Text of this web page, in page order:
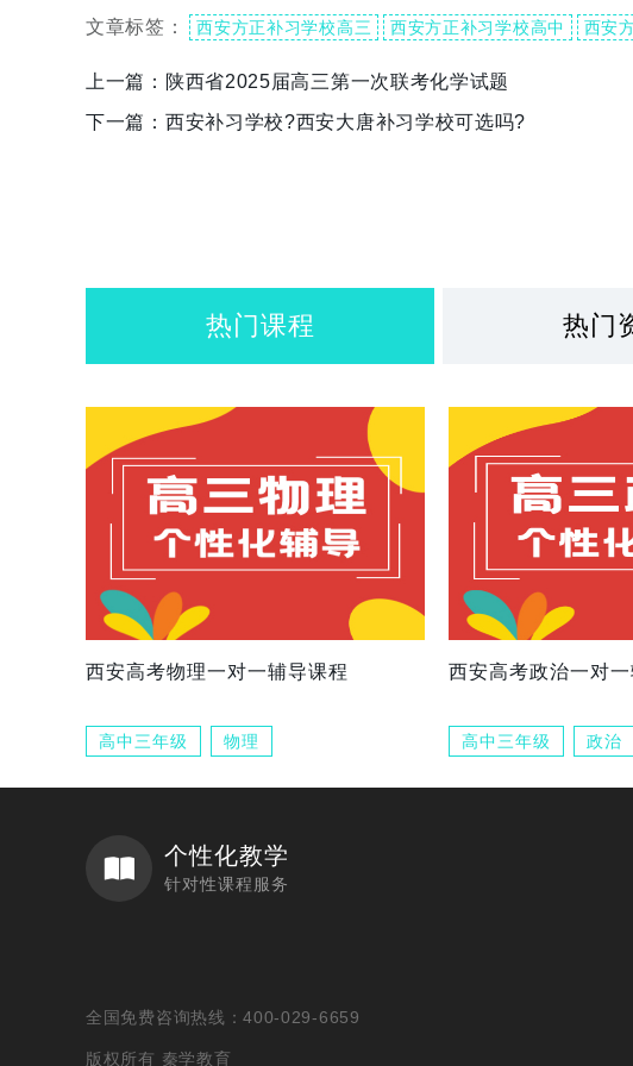
文章标签： 西安方正补习学校高三 西安方正补习学校高中 西安
上一篇： 陕西省2025届高三第一次联考化学试题
下一篇： 西安补习学校?西安大唐补习学校可选吗?
热门课程 热门
西安高考物理一对一辅导课程
高中三年级 物理
西安高考政治一对
高中三年级 政治
个性化教学
针对性课程服务
全国免费咨询热线：400-029-6659
版权所有 秦学教育